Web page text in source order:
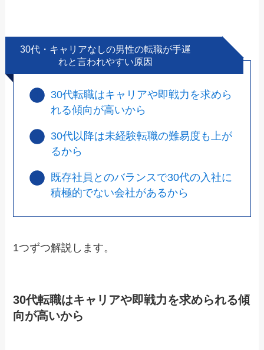
30代・キャリアなしの男性の転職が手遅
れと言われやすい原因
30代転職はキャリアや即戦力を求めら
れる傾向が高いから
30代以降は未経験転職の難易度も上が
るから
既存社員とのバランスで30代の入社に
積極的でない会社があるから
1つずつ解説します。
30代転職はキャリアや即戦力を求められる傾
向が高いから